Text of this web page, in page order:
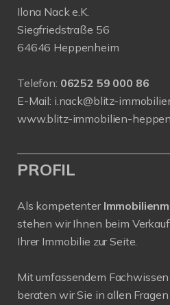
Ilona Nack e.K.
Siegfriedstraße 56
64646 Heppenheim
Telefon: 06252 59 000 86
E-Mail: i.nack@blitz-
www.blitz-immobilien-
PROFIL
Als kompetenter
stehen wir Ihnen beim
Ihrer Immobilie zur Seite.
Mit umfassendem
beraten wir Sie in allen